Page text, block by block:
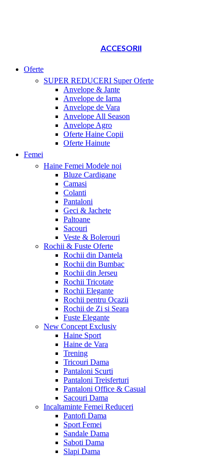
ACCESORII
Oferte
SUPER REDUCERI Super Oferte
Anvelope & Jante
Anvelope de Iarna
Anvelope de Vara
Anvelope All Season
Anvelope Agro
Oferte Haine Copii
Oferte Hainute
Femei
Haine Femei Modele noi
Bluze Cardigane
Camasi
Colanti
Pantaloni
Geci & Jachete
Paltoane
Sacouri
Veste & Bolerouri
Rochii & Fuste Oferte
Rochii din Dantela
Rochii din Bumbac
Rochii din Jerseu
Rochii Tricotate
Rochii Elegante
Rochii pentru Ocazii
Rochii de Zi si Seara
Fuste Elegante
New Concept Exclusiv
Haine Sport
Haine de Vara
Trening
Tricouri Dama
Pantaloni Scurti
Pantaloni Treisferturi
Pantaloni Office & Casual
Sacouri Dama
Incaltaminte Femei Reduceri
Pantofi Dama
Sport Femei
Sandale Dama
Saboti Dama
Slapi Dama